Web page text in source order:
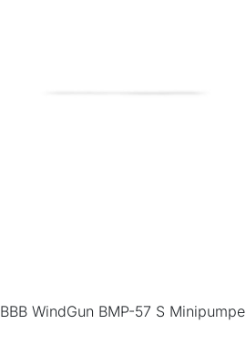
BBB WindGun BMP-57 S Minipumpe